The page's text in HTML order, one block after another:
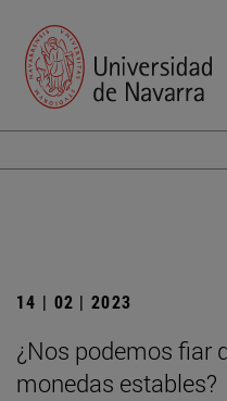
14 | 02 | 2023
¿Nos podemos fiar
monedas estables?